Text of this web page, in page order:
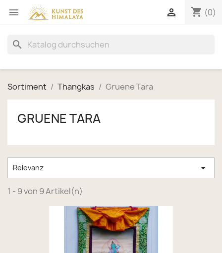
 shopping_cart (0)

search
Sortiment Thangkas Gruene Tara
GRUENE TARA
Relevanz 
1 - 9 von 9 Artikel(n)